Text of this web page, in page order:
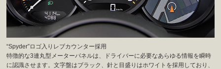
“Spyder”ロゴ入りレブカウンター採用
特徴的な3連丸型メーターパネルは、ドライバーに必要なあらゆる情報を瞬時
に認識させます。文字盤はブラック、針と目盛りはホワイトを採用しており、